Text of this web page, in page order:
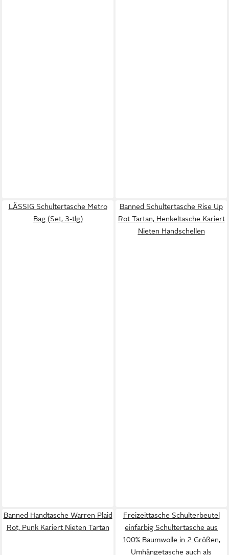
LÄSSIG Schultertasche Metro
Bag (Set, 3-tlg)
Banned Schultertasche Rise Up
Rot Tartan, Henkeltasche Kariert
Nieten Handschellen
Banned Handtasche Warren Plaid
Rot, Punk Kariert Nieten Tartan
Freizeittasche Schulterbeutel
einfarbig Schultertasche aus
100% Baumwolle in 2 Größen,
Umhängetasche auch als